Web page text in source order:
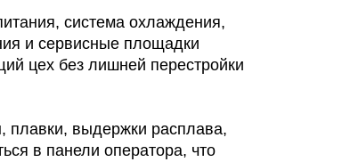
система охлаждения,
и сервисные площадки
цех без лишней перестройки
плавки, выдержки расплава,
в панели оператора, что